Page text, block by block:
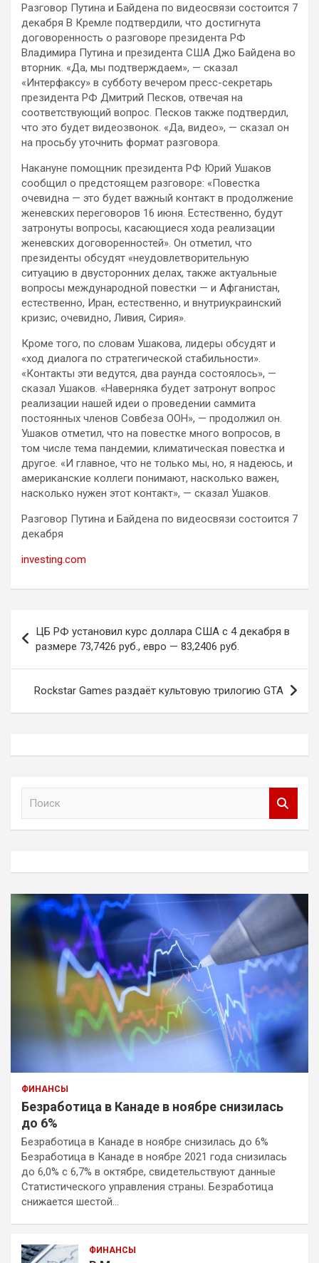
Разговор Путина и Байдена по видеосвязи состоится 7
декабря В Кремле подтвердили, что достигнута
договоренность о разговоре президента РФ
Владимира Путина и президента США Джо Байдена во
вторник. «Да, мы подтверждаем», — сказал
«Интерфаксу» в субботу вечером пресс-секретарь
президента РФ Дмитрий Песков, отвечая на
соответствующий вопрос. Песков также подтвердил,
что это будет видеозвонок. «Да, видео», — сказал он
на просьбу уточнить формат разговора.
Накануне помощник президента РФ Юрий Ушаков
сообщил о предстоящем разговоре: «Повестка
очевидна — это будет важный контакт в продолжение
женевских переговоров 16 июня. Естественно, будут
затронуты вопросы, касающиеся хода реализации
женевских договоренностей». Он отметил, что
президенты обсудят «неудовлетворительную
ситуацию в двусторонних делах, также актуальные
вопросы международной повестки — и Афганистан,
естественно, Иран, естественно, и внутриукраинский
кризис, очевидно, Ливия, Сирия».
Кроме того, по словам Ушакова, лидеры обсудят и
«ход диалога по стратегической стабильности».
«Контакты эти ведутся, два раунда состоялось», —
сказал Ушаков. «Наверняка будет затронут вопрос
реализации нашей идеи о проведении саммита
постоянных членов Совбеза ООН», — продолжил он.
Ушаков отметил, что на повестке много вопросов, в
том числе тема пандемии, климатическая повестка и
другое. «И главное, что не только мы, но, я надеюсь, и
американские коллеги понимают, насколько важен,
насколько нужен этот контакт», — сказал Ушаков.
Разговор Путина и Байдена по видеосвязи состоится 7
декабря
investing.com
по
записям
ЦБ РФ установил курс доллара США с 4 декабря в
размере 73,7426 руб., евро — 83,2406 руб.
Rockstar Games раздаёт культовую трилогию GTA
ФИНАНСЫ
Безработица в Канаде в ноябре снизилась
до 6%
Безработица в Канаде в ноябре снизилась до 6%
Безработица в Канаде в ноябре 2021 года снизилась
до 6,0% с 6,7% в октябре, свидетельствуют данные
Статистического управления страны. Безработица
снижается шестой…
ФИНАНСЫ